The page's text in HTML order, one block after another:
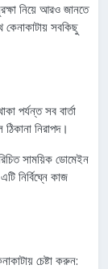
নিয়ে আরও জানতে
সবকিছু
পর্যন্ত সব বার্তা
নিরাপদ।
সাময়িক ডোমেইন
নির্বিঘ্নে কাজ
চেষ্টা করুন: